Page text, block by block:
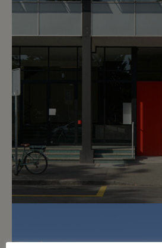
CHF 300.- / mois